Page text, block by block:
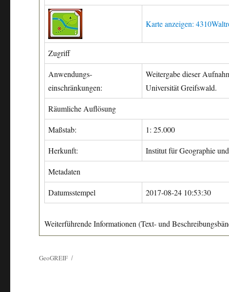
Karte anzeigen:
Zugriff
Anwendungs-
einschränkungen:
Weitergabe dieser
Universität Greifswald.
Räumliche Auflösung
Maßstab: 1: 25.000
Herkunft: Institut für Geographie
Metadaten
Datumsstempel 2017-08-24 10:53:30
Weiterführende Informationen (Text- und
GeoGREIF